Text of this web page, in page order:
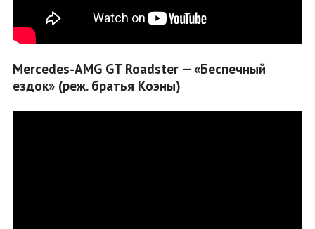
Mercedes-AMG GT Roadster — «Беспечный
ездок» (реж. братья Коэны)